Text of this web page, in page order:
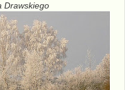
Drawskiego